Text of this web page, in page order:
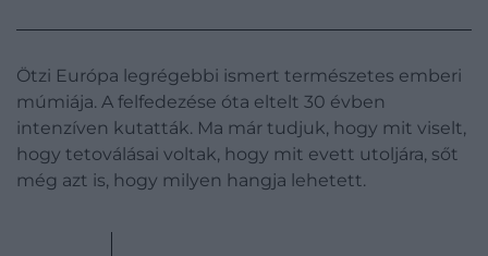
Ötzi Európa legrégebbi ismert természetes emberi
múmiája. A felfedezése óta eltelt 30 évben
intenzíven kutatták. Ma már tudjuk, hogy mit viselt,
hogy tetoválásai voltak, hogy mit evett utoljára, sőt
még azt is, hogy milyen hangja lehetett.